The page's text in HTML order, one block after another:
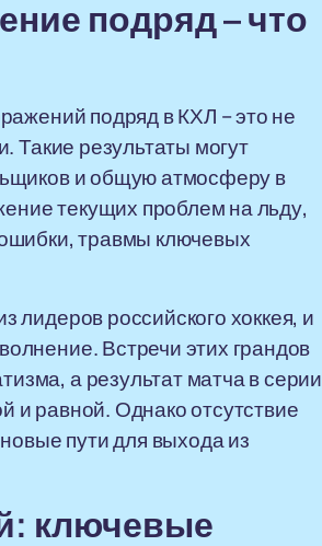
подряд – что
подряд в КХЛ – это не
Такие результаты могут
и общую атмосферу в
текущих проблем на льду,
травмы ключевых
российского хоккея, и
Встречи этих грандов
а результат матча в серии
и равной. Однако отсутствие
пути для выхода из
ключевые